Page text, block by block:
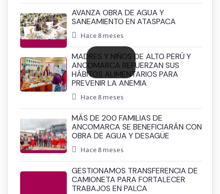
AVANZA OBRA DE AGUA Y
SANEAMIENTO EN ATASPACA
Hace 8 meses
MADRES Y NIÑOS DE ALTO PERÚ Y
ANCOMARCA REFUERZAN SUS
HÁBITOS ALIMENTARIOS PARA
PREVENIR LA ANEMIA
Hace 8 meses
MÁS DE 200 FAMILIAS DE
ANCOMARCA SE BENEFICIARÁN CON
OBRA DE AGUA Y DESAGÜE
Hace 8 meses
GESTIONAMOS TRANSFERENCIA DE
CAMIONETA PARA FORTALECER
TRABAJOS EN PALCA